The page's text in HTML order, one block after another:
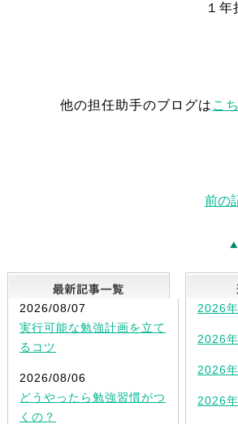
１
他の担任助手のブログは こ
前の
最新記事
2026/08/07
実行可能な勉強計画を立て
るコツ
2026/08/06
どうやったら勉強習慣がつ
くの？
2026
2026
2026
2026